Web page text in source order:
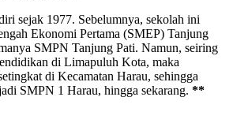
sejak 1977. Sebelumnya, sekolah ini
Ekonomi Pertama (SMEP) Tanjung
SMPN Tanjung Pati. Namun, seiring
di Limapuluh Kota, maka
di Kecamatan Harau, sehingga
SMPN 1 Harau, hingga sekarang. **